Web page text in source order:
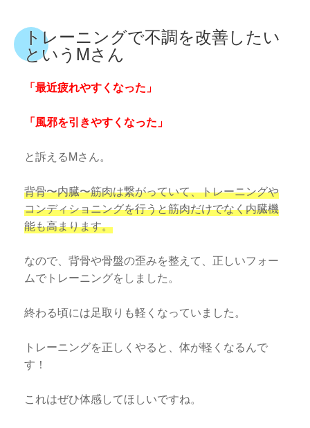
トレーニングで不調を改善したい
というMさん
「最近疲れやすくなった」
「風邪を引きやすくなった」
と訴えるMさん。
背骨〜内臓〜筋肉は繋がっていて、トレーニングや
コンディショニングを行うと筋肉だけでなく内臓機
能も高まります。
なので、背骨や骨盤の歪みを整えて、正しいフォー
ムでトレーニングをしました。
終わる頃には足取りも軽くなっていました。
トレーニングを正しくやると、体が軽くなるんで
す！
これはぜひ体感してほしいですね。